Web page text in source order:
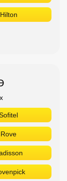
Hilton
Rove